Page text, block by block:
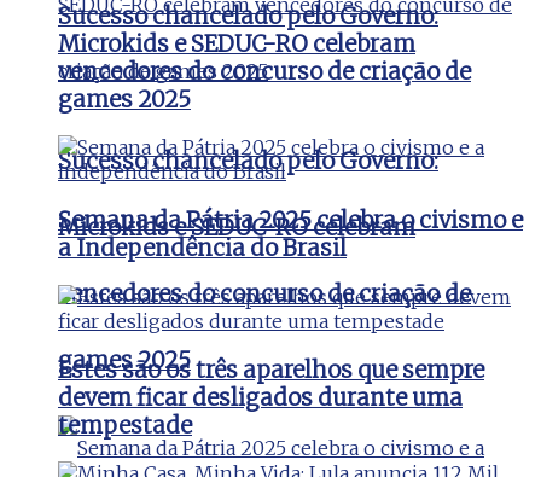
Sucesso chancelado pelo Governo:
Microkids e SEDUC-RO celebram
vencedores do concurso de criação de
games 2025
Sucesso chancelado pelo Governo:
Microkids e SEDUC-RO celebram
vencedores do concurso de criação de
games 2025
Semana da Pátria 2025 celebra o civismo e
a Independência do Brasil
Estes são os três aparelhos que sempre
devem ficar desligados durante uma
tempestade